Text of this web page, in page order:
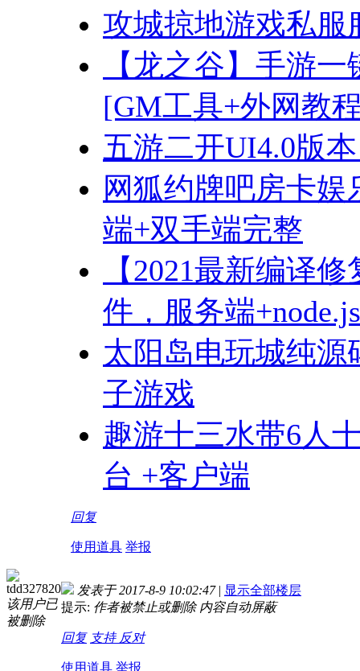
攻城掠地游戏私服
【龙之谷】手游
[GM工具+外网教
五游二开UI4.0版
网狐约牌吧房卡
端+双手端完整
【2021最新编译
件，服务端
太阳岛电玩城纯源
子游戏
趣游十三水带6人
台 +客户端
回复
使用道具 举报
tdd327820
该用户已
被删除
发表于 2017-8-9 10:02:47 | 显示全部楼层
提示: 作者被禁止或删除 内容自动屏蔽
回复 支持 反对
使用道具 举报